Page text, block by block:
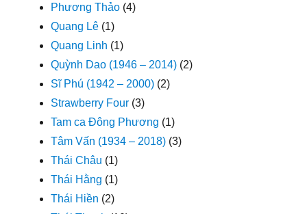
Phương Thảo (4)
Quang Lê (1)
Quang Linh (1)
Quỳnh Dao (1946 – 2014) (2)
Sĩ Phú (1942 – 2000) (2)
Strawberry Four (3)
Tam ca Đông Phương (1)
Tâm Vấn (1934 – 2018) (3)
Thái Châu (1)
Thái Hằng (1)
Thái Hiền (2)